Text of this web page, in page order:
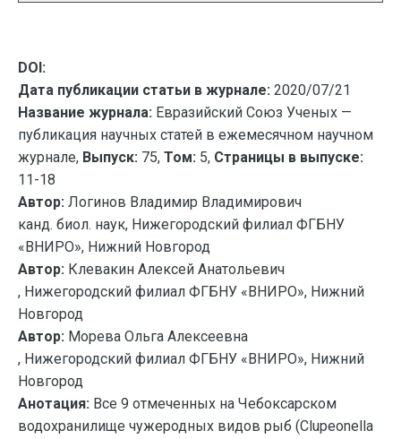
DOI:
Дата публикации статьи в журнале: 2020/07/21
Название журнала: Евразийский Союз Ученых —
публикация научных статей в ежемесячном научном
журнале, Выпуск: 75, Том: 5, Страницы в выпуске:
11-18
Автор: Логинов Владимир Владимирович
канд. биол. наук, Нижегородский филиал ФГБНУ
«ВНИРО», Нижний Новгород
Автор: Клевакин Алексей Анатольевич
, Нижегородский филиал ФГБНУ «ВНИРО», Нижний
Новгород
Автор: Морева Ольга Алексеевна
, Нижегородский филиал ФГБНУ «ВНИРО», Нижний
Новгород
Анотация: Все 9 отмеченных на Чебоксарском
водохранилище чужеродных видов рыб (Clupeonella